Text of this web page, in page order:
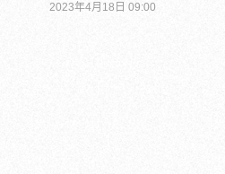
2023年4月18日 09:00